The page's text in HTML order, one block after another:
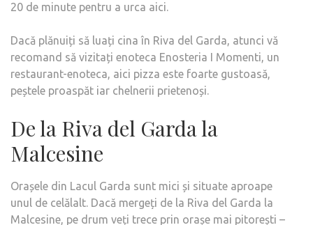
20 de minute pentru a urca aici.
Dacă plănuiți să luați cina în Riva del Garda, atunci vă
recomand să vizitați enoteca Enosteria I Momenti, un
restaurant-enoteca, aici pizza este foarte gustoasă,
peștele proaspăt iar chelnerii prietenoși.
De la Riva del Garda la
Malcesine
Orașele din Lacul Garda sunt mici și situate aproape
unul de celălalt. Dacă mergeți de la Riva del Garda la
Malcesine, pe drum veți trece prin orașe mai pitorești –